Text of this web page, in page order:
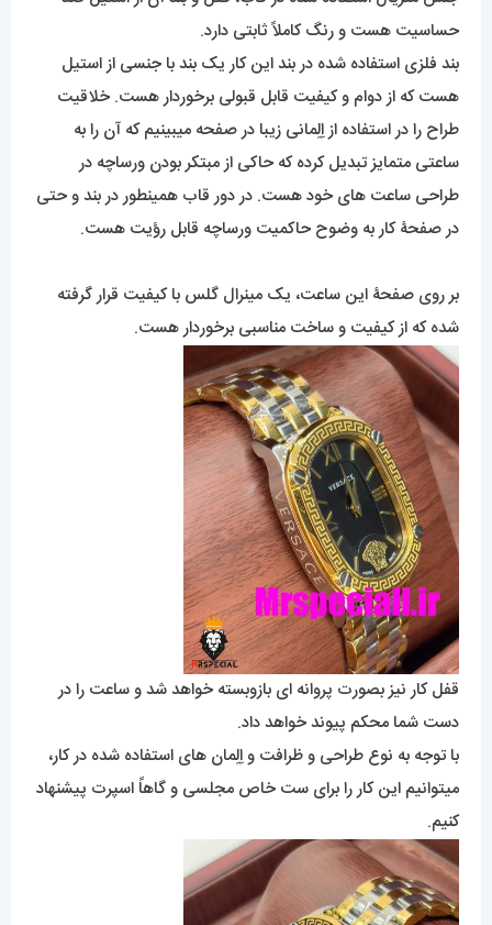
حساسیت هست و رنگ کاملاً ثابتی دارد.
بند فلزی استفاده شده در بند این کار یک بند با جنسی از استیل
هست که از دوام و کیفیت قابل قبولی برخوردار هست. خلاقیت
طراح را در استفاده از اِلِمانی زیبا در صفحه میبینیم که آن را به
ساعتی متمایز تبدیل کرده که حاکی از مبتکر بودن ورساچه در
طراحی ساعت های خود هست. در دور قاب همینطور در بند و حتی
در صفحۀ کار به وضوح حاکمیت ورساچه قابل رؤیت هست.
بر روی صفحۀ این ساعت، یک مینرال گلس با کیفیت قرار گرفته
شده که از کیفیت و ساخت مناسبی برخوردار هست.
قفل کار نیز بصورت پروانه ای بازوبسته خواهد شد و ساعت را در
دست شما محکم پیوند خواهد داد.
با توجه به نوع طراحی و ظرافت و اِلِمان های استفاده شده در کار،
میتوانیم این کار را برای ست خاص مجلسی و گاهاً اسپرت پیشنهاد
کنیم.